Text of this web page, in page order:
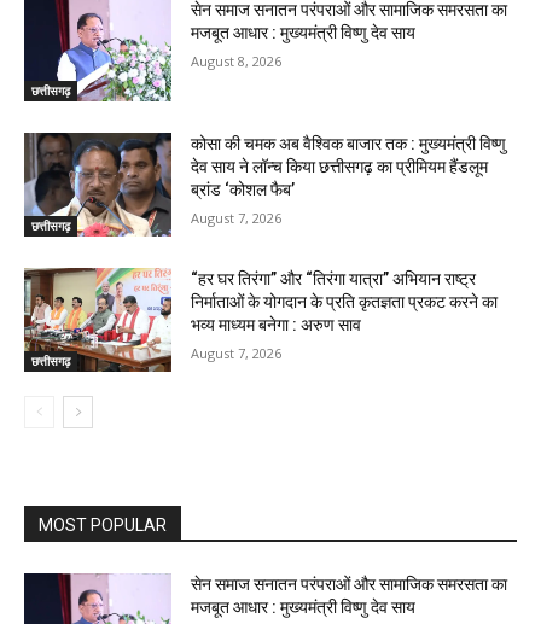
छत्तीसगढ़
सेन समाज सनातन परंपराओं और सामाजिक समरसता का
मजबूत आधार : मुख्यमंत्री विष्णु देव साय
August 8, 2026
छत्तीसगढ़
कोसा की चमक अब वैश्विक बाजार तक : मुख्यमंत्री विष्णु
देव साय ने लॉन्च किया छत्तीसगढ़ का प्रीमियम हैंडलूम
ब्रांड ‘कोशल फैब’
August 7, 2026
छत्तीसगढ़
“हर घर तिरंगा” और “तिरंगा यात्रा” अभियान राष्ट्र
निर्माताओं के योगदान के प्रति कृतज्ञता प्रकट करने का
भव्य माध्यम बनेगा : अरुण साव
August 7, 2026
MOST POPULAR
सेन समाज सनातन परंपराओं और सामाजिक समरसता का
मजबूत आधार : मुख्यमंत्री विष्णु देव साय